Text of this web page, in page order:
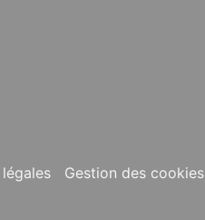
Gestion des cookies